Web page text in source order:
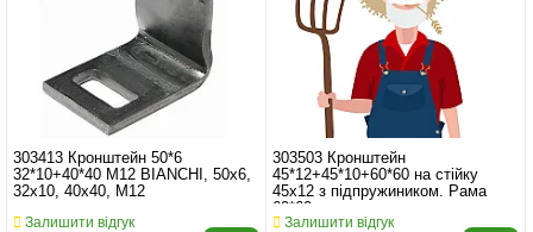
303413 Кронштейн 50*6
32*10+40*40 M12 BIANCHI, 50x6,
32x10, 40x40, M12
Залишити відгук
303503 Кронштейн
45*12+45*10+60*60 на стійку
45x12 з підпружиником. Рама
60*60
Залишити відгук